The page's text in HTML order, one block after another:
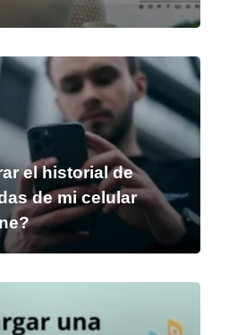
el historial de
de mi celular